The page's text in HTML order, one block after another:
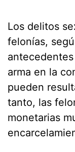
Los delitos
felonías,
arma en la
pueden
tanto, las
monetarias